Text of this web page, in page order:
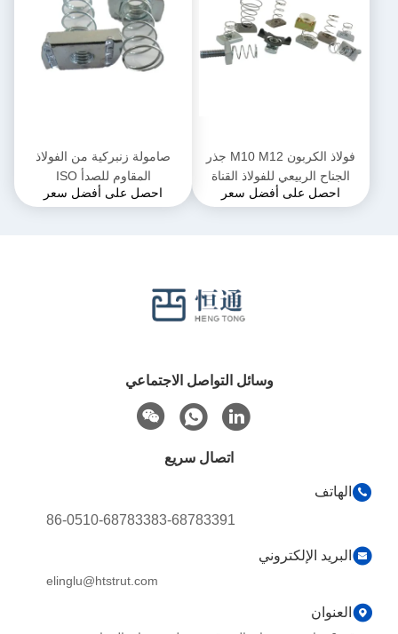
فولاذ الكربون M10 M12 جذر
الجناح الربيعي للفولاذ القناة
احصل على أفضل سعر
صامولة زنبركية من الفولاذ
المقاوم للصدأ ISO
احصل على أفضل سعر
وسائل التواصل الاجتماعي
اتصال سريع
الهاتف
86-0510-68783383-68783391
البريد الإلكتروني
elinglu@htstrut.com
العنوان